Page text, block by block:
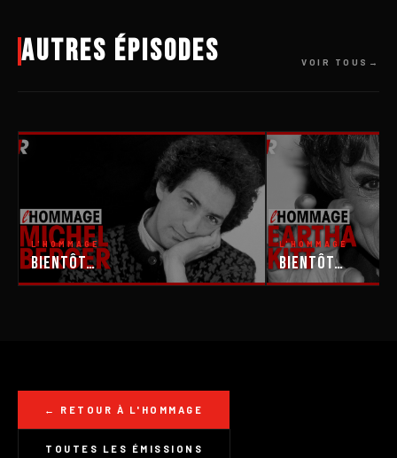
Autres épisodes VOIR TOUS
L'HOMMAGE
Bientôt…
L'HOMMAGE
Bientôt…
← RETOUR À L'HOMMAGE
TOUTES LES ÉMISSIONS